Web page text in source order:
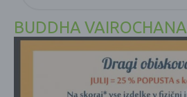
BUDDHA VAIROCHANA